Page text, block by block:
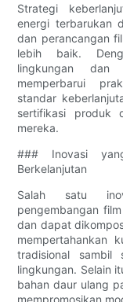
Strategi
energi terbarukan
dan perancangan
lebih baik.
lingkungan dan
memperbarui
standar
sertifikasi produk
mereka.
### Inovasi
Berkelanjutan
Salah satu
pengembangan
dan dapat
mempertahankan
tradisional sambil
lingkungan. Selain
bahan daur ulang
mempromosikan